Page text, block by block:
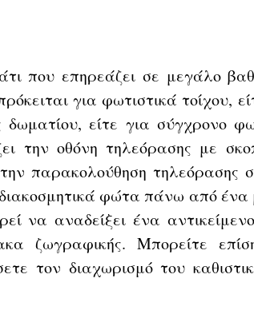
που επηρεάζει σε μεγάλο
για φωτιστικά τοίχου,
είτε για σύγχρονο
την οθόνη τηλεόρασης με
παρακολούθηση τηλεόρασης
φώτα πάνω από
να αναδείξει ένα
ζωγραφικής. Μπορείτε
τον διαχωρισμό του